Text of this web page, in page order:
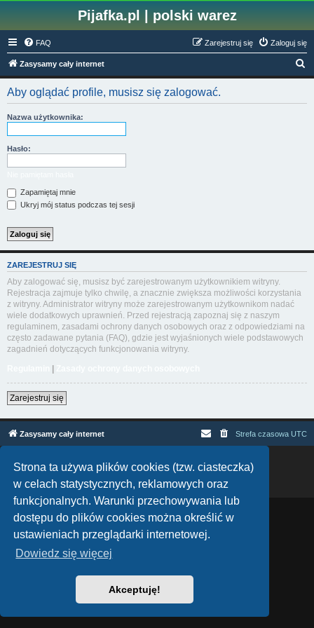
Strona ta używa plików cookies (tzw. ciasteczka)
w celach statystycznych, reklamowych oraz
funkcjonalnych. Warunki przechowywania lub
dostępu do plików cookies można określić w
ustawieniach przeglądarki internetowej.
Dowiedz się więcej
Akceptuję!
Pijafka.pl | polski warez
FAQ Zaloguj się
Zarejestruj się
Zasysamy cały internet
z
Aby oglądać profile, musisz się zalogować.
Nazwa użytkownika:
Hasło:
Zapamiętaj mnie
Ukryj mój status podczas tej sesji
ZAREJESTRUJ SIĘ
Aby zalogować się, musisz być zarejestrowanym użytkownikiem witryny.
Rejestracja zajmuje tylko chwilę, a znacznie zwiększa możliwości korzystania
z witryny. Administrator witryny może zarejestrowanym użytkownikom nadać
wiele dodatkowych uprawnień. Przed rejestracją zapoznaj się z naszym
regulaminem, zasadami ochrony danych osobowych oraz z odpowiedziami na
często zadawane pytania (FAQ), gdzie jest wyjaśnionych wiele podstawowych
zagadnień dotyczących funkcjonowania witryny.
|
Zarejestruj się
Zasysamy cały internet Strefa czasowa UTC
Polski pakiet językowy dostarcza phpBB.pl
Zasady ochrony danych osobowych|Regulamin